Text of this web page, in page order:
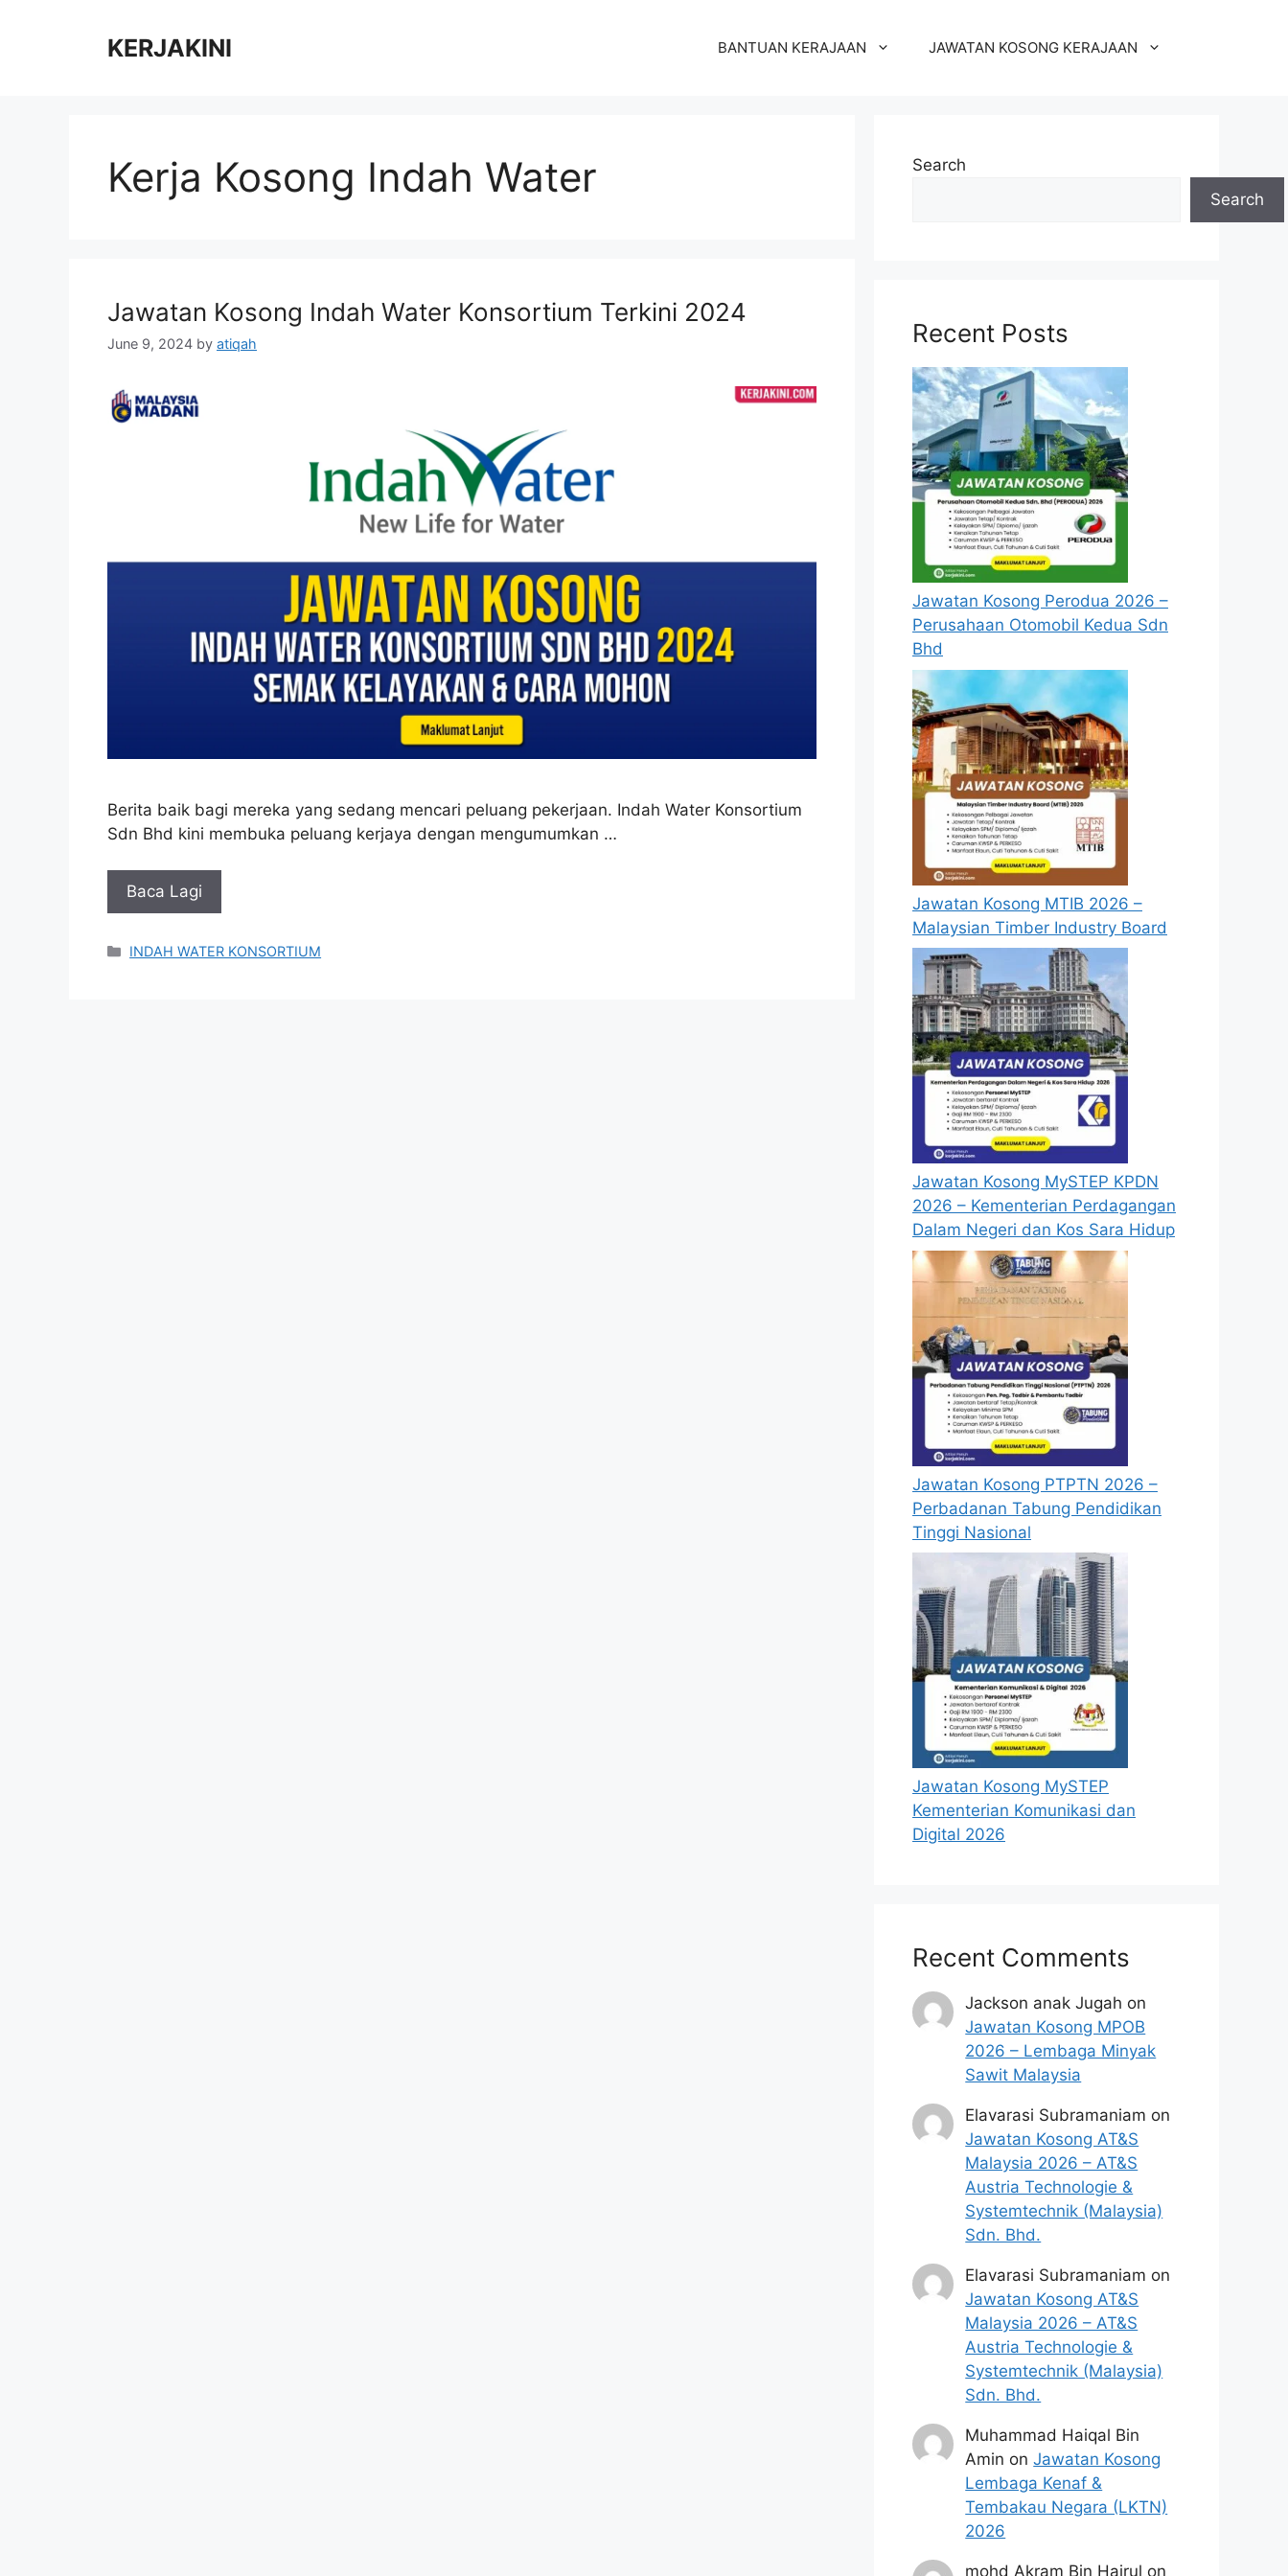
KERJAKINI BANTUAN KERAJAAN JAWATAN KOSONG KERAJAAN
Kerja Kosong Indah Water
Jawatan Kosong Indah Water Konsortium Terkini 2024
June 9, 2024 by atiqah
Berita baik bagi mereka yang sedang mencari peluang pekerjaan. Indah Water Konsortium
Sdn Bhd kini membuka peluang kerjaya dengan mengumumkan …
Baca Lagi
Categories
INDAH WATER KONSORTIUM
Search
Search
Recent Posts
Jawatan Kosong Perodua 2026 –
Perusahaan Otomobil Kedua Sdn
Bhd
Jawatan Kosong MTIB 2026 –
Malaysian Timber Industry Board
Jawatan Kosong MySTEP KPDN
2026 – Kementerian Perdagangan
Dalam Negeri dan Kos Sara Hidup
Jawatan Kosong PTPTN 2026 –
Perbadanan Tabung Pendidikan
Tinggi Nasional
Jawatan Kosong MySTEP
Kementerian Komunikasi dan
Digital 2026
Recent Comments
Jackson anak Jugah on
Jawatan Kosong MPOB
2026 – Lembaga Minyak
Sawit Malaysia
Elavarasi Subramaniam on
Jawatan Kosong AT&S
Malaysia 2026 – AT&S
Austria Technologie &
Systemtechnik (Malaysia)
Sdn. Bhd.
Elavarasi Subramaniam on
Jawatan Kosong AT&S
Malaysia 2026 – AT&S
Austria Technologie &
Systemtechnik (Malaysia)
Sdn. Bhd.
Muhammad Haiqal Bin
Amin onJawatan Kosong
Lembaga Kenaf &
Tembakau Negara (LKTN)
2026
mohd Akram Bin Hairul on